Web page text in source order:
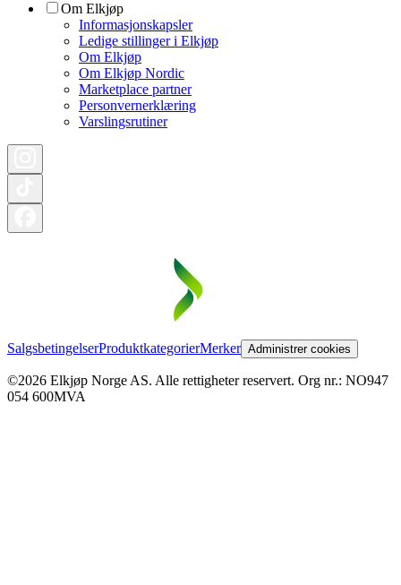
Om Elkjøp
Informasjonskapsler
Ledige stillinger i Elkjøp
Om Elkjøp
Om Elkjøp Nordic
Marketplace partner
Personvernerklæring
Varslingsrutiner
SalgsbetingelserProduktkategorierMerker Administrer cookies
©2026 Elkjøp Norge AS. Alle rettigheter reservert. Org nr.: NO947
054 600MVA